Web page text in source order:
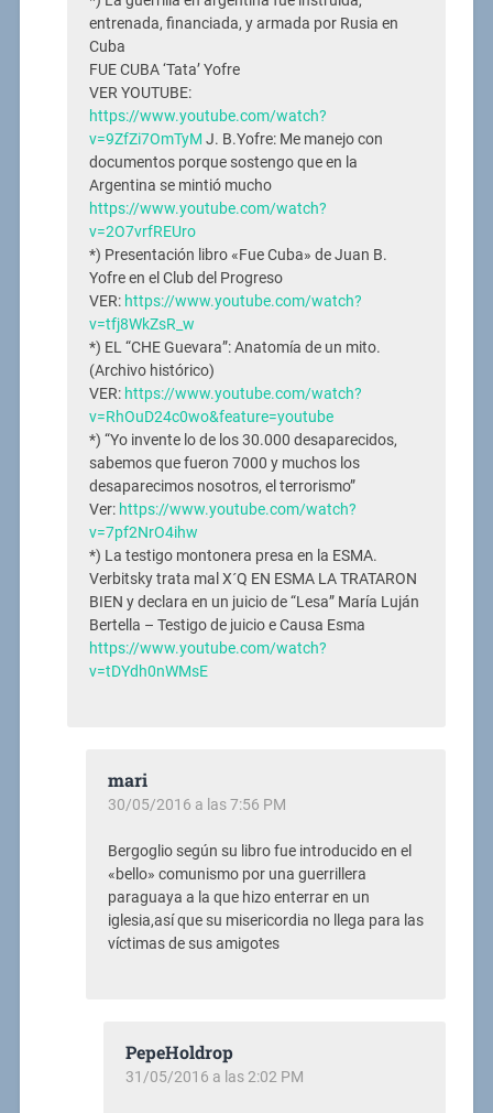
entrenada, financiada, y armada por Rusia en
Cuba
FUE CUBA ‘Tata’ Yofre
VER YOUTUBE:
https://www.youtube.com/watch?
v=9ZfZi7OmTyM J. B.Yofre: Me manejo con
documentos porque sostengo que en la
Argentina se mintió mucho
https://www.youtube.com/watch?
v=2O7vrfREUro
*) Presentación libro «Fue Cuba» de Juan B.
Yofre en el Club del Progreso
VER: https://www.youtube.com/watch?
v=tfj8WkZsR_w
*) EL “CHE Guevara”: Anatomía de un mito.
(Archivo histórico)
VER: https://www.youtube.com/watch?
v=RhOuD24c0wo&feature=youtube
*) “Yo invente lo de los 30.000 desaparecidos,
sabemos que fueron 7000 y muchos los
desaparecimos nosotros, el terrorismo”
Ver: https://www.youtube.com/watch?
v=7pf2NrO4ihw
*) La testigo montonera presa en la ESMA.
Verbitsky trata mal X´Q EN ESMA LA TRATARON
BIEN y declara en un juicio de “Lesa” María Luján
Bertella – Testigo de juicio e Causa Esma
https://www.youtube.com/watch?
v=tDYdh0nWMsE
mari
30/05/2016 a las 7:56 PM
Bergoglio según su libro fue introducido en el
«bello» comunismo por una guerrillera
paraguaya a la que hizo enterrar en un
iglesia,así que su misericordia no llega para las
víctimas de sus amigotes
PepeHoldrop
31/05/2016 a las 2:02 PM